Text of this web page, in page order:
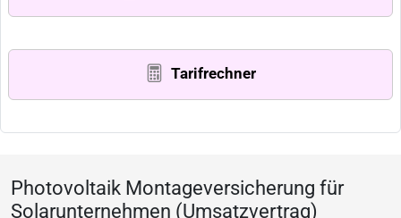
Tarifrechner
Photovoltaik Montageversicherung für
Solarunternehmen (Umsatzvertrag)